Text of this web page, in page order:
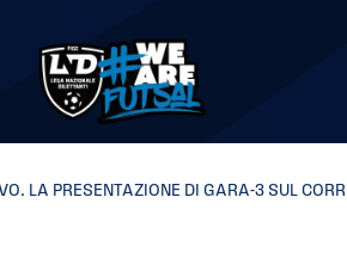
LA PRESENTAZIONE DI GARA-3 SUL